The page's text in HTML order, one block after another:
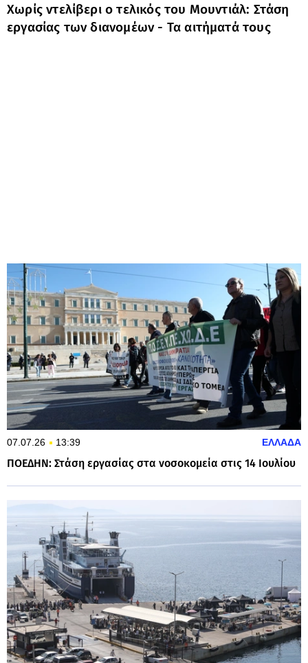
Χωρίς ντελίβερι ο τελικός του Μουντιάλ: Στάση
εργασίας των διανομέων - Τα αιτήματά τους
07.07.26 13:39 ΕΛΛΑΔΑ
ΠΟΕΔΗΝ: Στάση εργασίας στα νοσοκομεία στις 14 Ιουλίου